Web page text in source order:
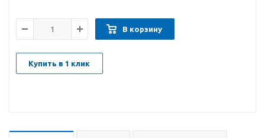
В корзину
Купить в 1 клик